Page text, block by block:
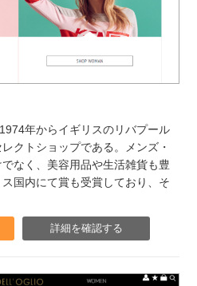
年からイギリスのリバプール
クトショップである。メンズ・
なく、美容用品や生活雑貨も豊
国内にて賞も受賞しており、そ
詳細を確認する